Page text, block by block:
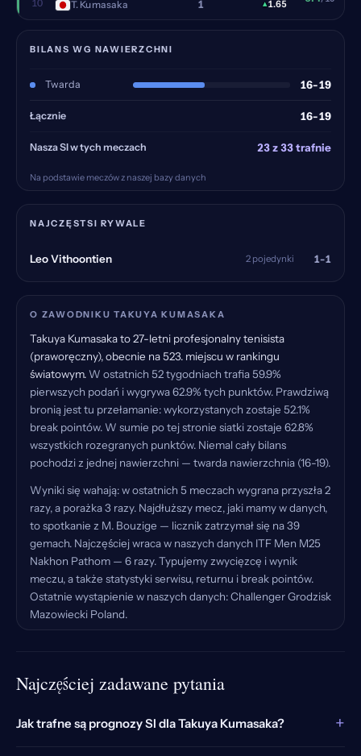
10 T. Kumasaka 1 ▴1.65
BILANS WG NAWIERZCHNI
Twarda 16-19
Łącznie 16-19
Nasza SI w tych meczach 23 z 33 trafnie
Na podstawie meczów z naszej bazy danych
NAJCZĘSTSI RYWALE
Leo Vithoontien 2 pojedynki 1-1
O ZAWODNIKU TAKUYA KUMASAKA
Takuya Kumasaka to 27-letni profesjonalny tenisista
(praworęczny), obecnie na 523. miejscu w rankingu
światowym.W ostatnich 52 tygodniach trafia 59.9%
pierwszych podań i wygrywa 62.9% tych punktów. Prawdziwą
bronią jest tu przełamanie: wykorzystanych zostaje 52.1%
break pointów. W sumie po tej stronie siatki zostaje 62.8%
wszystkich rozegranych punktów. Niemal cały bilans
pochodzi z jednej nawierzchni — twarda nawierzchnia (16-19).
Wyniki się wahają: w ostatnich 5 meczach wygrana przyszła 2
razy, a porażka 3 razy. Najdłuższy mecz, jaki mamy w danych,
to spotkanie z M. Bouzige — licznik zatrzymał się na 39
gemach. Najczęściej wraca w naszych danych ITF Men M25
Nakhon Pathom — 6 razy. Typujemy zwycięzcę i wynik
meczu, a także statystyki serwisu, returnu i break pointów.
Ostatnie wystąpienie w naszych danych: Challenger Grodzisk
Mazowiecki Poland.
Najczęściej zadawane pytania
Jak trafne są prognozy SI dla Takuya Kumasaka? +